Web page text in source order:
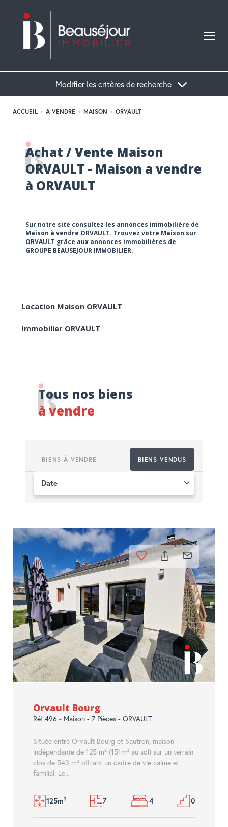
Modifier les critères de recherche
Localisation
RECHERCHER
ACCUEIL A VENDRE MAISON ORVAULT
Achat / Vente Maison
ORVAULT - Maison a vendre
à ORVAULT
Sur notre site consultez les annonces immobilière de
Maison à vendre ORVAULT. Trouvez votre Maison sur
ORVAULT grâce aux annonces immobilières de
GROUPE BEAUSEJOUR IMMOBILIER.
Location Maison ORVAULT
Immobilier ORVAULT
Tous nos biens
à vendre
BIENS À VENDRE BIENS VENDUS
Orvault Bourg
Réf.496 - Maison - 7 Pièces - ORVAULT
Située entre Orvault Bourg et Sautron, maison
indépendante de 125 m² (151m² au sol) sur un terrain
clos de 543 m² offrant un cadre de vie calme et
familial. Le...
125m² 7 4 0